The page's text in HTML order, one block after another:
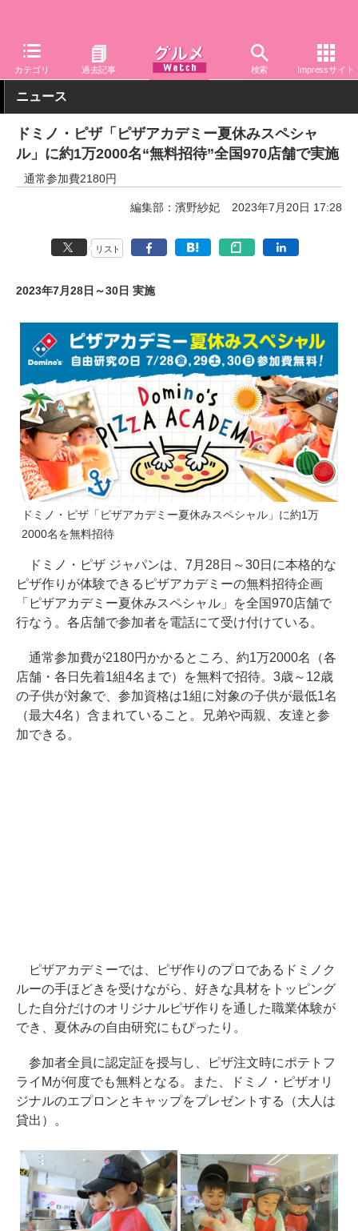
カテゴリ 過去記事 検索 Impressサイト
グルメ Watch 店舗 ドミノ・ピザ
ニュース
ドミノ・ピザ「ピザアカデミー夏休みスペシャ
ル」に約1万2000名“無料招待”全国970店舗で実施
通常参加費2180円
編集部：濱野紗妃 2023年7月20日 17:28
リスト
2023年7月28日～30日 実施
ドミノ・ピザ「ピザアカデミー夏休みスペシャル」に約1万
2000名を無料招待
ドミノ・ピザ ジャパンは、7月28日～30日に本格的な
ピザ作りが体験できるピザアカデミーの無料招待企画
「ピザアカデミー夏休みスペシャル」を全国970店舗で
行なう。各店舗で参加者を電話にて受け付けている。
通常参加費が2180円かかるところ、約1万2000名（各
店舗・各日先着1組4名まで）を無料で招待。3歳～12歳
の子供が対象で、参加資格は1組に対象の子供が最低1名
（最大4名）含まれていること。兄弟や両親、友達と参
加できる。
ピザアカデミーでは、ピザ作りのプロであるドミノク
ルーの手ほどきを受けながら、好きな具材をトッピング
した自分だけのオリジナルピザ作りを通した職業体験が
でき、夏休みの自由研究にもぴったり。
参加者全員に認定証を授与し、ピザ注文時にポテトフ
ライMが何度でも無料となる。また、ドミノ・ピザオリ
ジナルのエプロンとキャップをプレゼントする（大人は
貸出）。